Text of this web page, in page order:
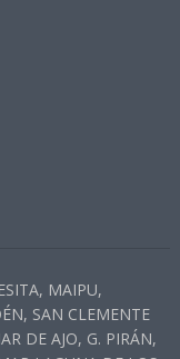
MAIPU,
SAN CLEMENTE
DE AJO, G. PIRÁN,